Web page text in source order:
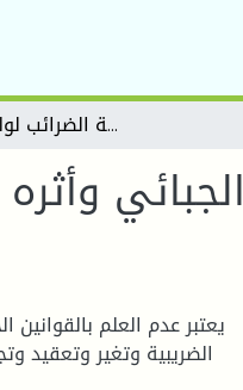
الخطر الجبائي وأثره على التحصيل الجبائي دراسة حالة بمديرية الضرائب لولاية – المسيلة
الضريبية وتغير وتعقيد